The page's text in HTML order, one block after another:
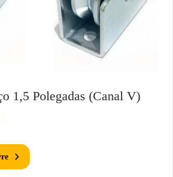
1,5 Polegadas (Canal V)